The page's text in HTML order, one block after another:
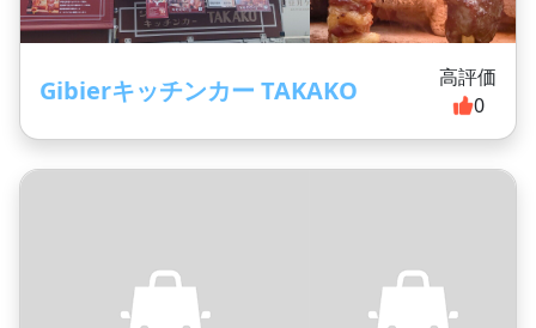
Gibierキッチンカー TAKAKO
高評価
0